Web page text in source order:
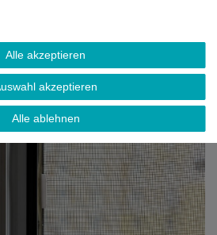
Alle akzeptieren
akzeptieren
Alle ablehnen